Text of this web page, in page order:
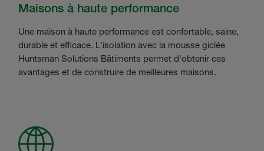
Maisons à haute performance
Une maison à haute performance est confortable, saine,
durable et efficace. L'isolation avec la mousse giclée
Huntsman Solutions Bâtiments permet d'obtenir ces
avantages et de construire de meilleures maisons.